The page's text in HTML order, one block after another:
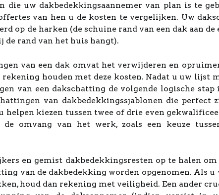
die uw dakbedekkingsaannemer van plan is te
van hen u de kosten te vergelijken. Uw
op de harken (de schuine rand van een dak aan
de rand van het huis hangt).
van een dak omvat het verwijderen en
houden met deze kosten. Nadat u uw lijst
van een dakschatting de volgende logische
van dakbedekkingssjablonen die perfect
kiezen tussen twee of drie even
omvang van het werk, zoals een keuze
en gemist dakbedekkingsresten op te halen
van de dakbedekking worden opgenomen. Als
houd dan rekening met veiligheid. Een ander